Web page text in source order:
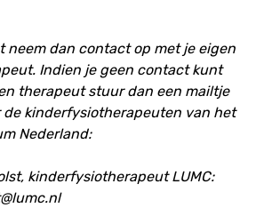
neem dan contact op met je eigen
Indien je geen contact kunt
therapeut stuur dan een mailtje
de kinderfysiotherapeuten van het
Nederland:
kinderfysiotherapeut LUMC: